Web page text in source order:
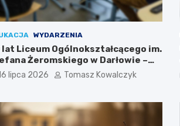
WYDARZENIA
lat Liceum Ogólnokształcącego im.
Żeromskiego w Darłowie –
z nami!
lipca 2026 Tomasz Kowalczyk